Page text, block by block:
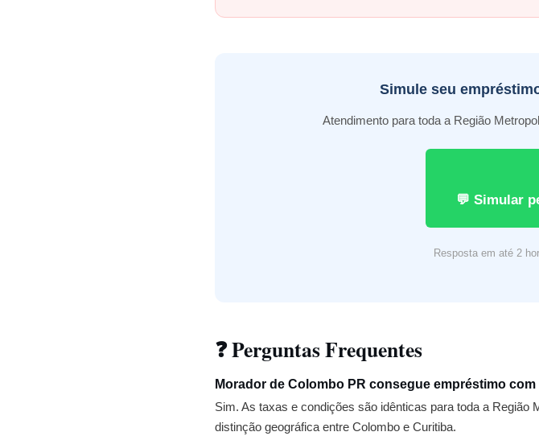
Simule seu
Atendimento para toda a Região
💬 Simular
Resposta em até 2
❓ Perguntas Frequentes
Morador de Colombo PR consegue empréstimo
Sim. As taxas e condições são idênticas para toda a Região
distinção geográfica entre Colombo e Curitiba.